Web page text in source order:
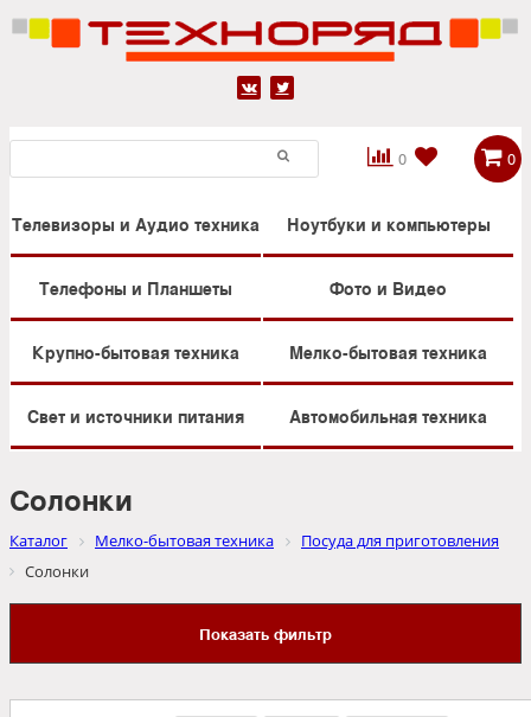
 
0

 0
Телевизоры и Аудио техника Ноутбуки и компьютеры
Телефоны и Планшеты Фото и Видео
Крупно-бытовая техника Мелко-бытовая техника
Свет и источники питания Автомобильная техника
Солонки
Каталог Мелко-бытовая техника
Посуда для приготовления
Солонки
Показать фильтр